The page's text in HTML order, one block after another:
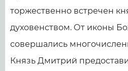
торжественно встречен
духовенством. От иконы
совершались
Князь Дмитрий